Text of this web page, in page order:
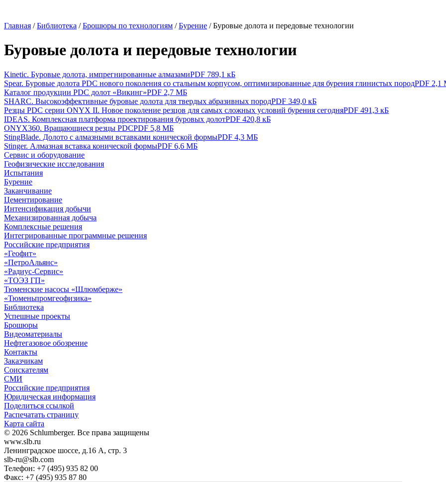
Главная /Библиотека /Брошюры по технологиям /Бурение /Буровые долота и передовые технологии
Буровые долота и передовые технологии
Kinetic. Буровые долота, импрегнированные алмазамиPDF 789,1 кБ
Spear. Буровые долота PDC нового поколения со стальным корпусом, оптимизированные для бурения глинистых породPDF 2,1
Каталог продукции PDC долот «Викинг»PDF 2,7 МБ
SHARC. Высокоэффективные буровые долота для твердых абразивных породPDF 349,0 кБ
Резцы PDC серии ONYX II. Новое поколение резцов для самых сложных условий бурения сегодняPDF 491,3 кБ
IDEAS. Комплексная платформа проектирования буровых долотPDF 420,8 кБ
ONYX360. Вращающиеся резцы PDCPDF 5,8 МБ
StingBlade. Долото с алмазными вставками конической формыPDF 4,3 МБ
Stinger. Алмазная вставка конической формыPDF 6,6 МБ
Сервис и оборудование
Геофизические исследования
Испытания
Бурение
Заканчивание
Цементирование
Интенсификация добычи
Механизированная добыча
Комплексные решения
Интегрированные программные решения
Российские предприятия
«Геофит»
«ПетроАльянс»
«Радиус-Сервис»
«ТОЭЗ ГП»
Тюменские насосы «Шлюмберже»
«Тюменьпромгеофизика»
Библиотека
Успешные проекты
Брошюры
Видеоматериалы
Нефтегазовое обозрение
Контакты
Заказчикам
Соискателям
СМИ
Российские предприятия
Юридическая информация
Поделиться ссылкой
Распечатать страницу
Карта сайта
© 2026 Schlumberger. Все права защищены
www.slb.ru
Ленинградское шоссе, д.16 А, стр. 3
slb-ru@slb.com
Телефон: +7 (495) 935 82 00
Факс: +7 (495) 935 87 80